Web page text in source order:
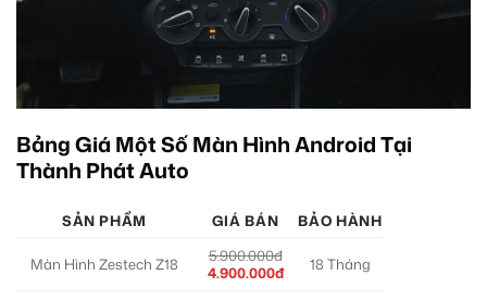
Bảng Giá Một Số Màn Hình Android Tại
Thành Phát Auto
SẢN PHẨM GIÁ BÁN BẢO HÀNH
Màn Hình Zestech Z18
5.900.000đ
4.900.000đ
18 Tháng